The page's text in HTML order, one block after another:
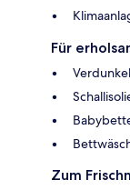
Für
Zum